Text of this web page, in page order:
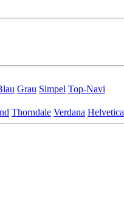
Grau Simpel Top-Navi
Thorndale Verdana Helvetica